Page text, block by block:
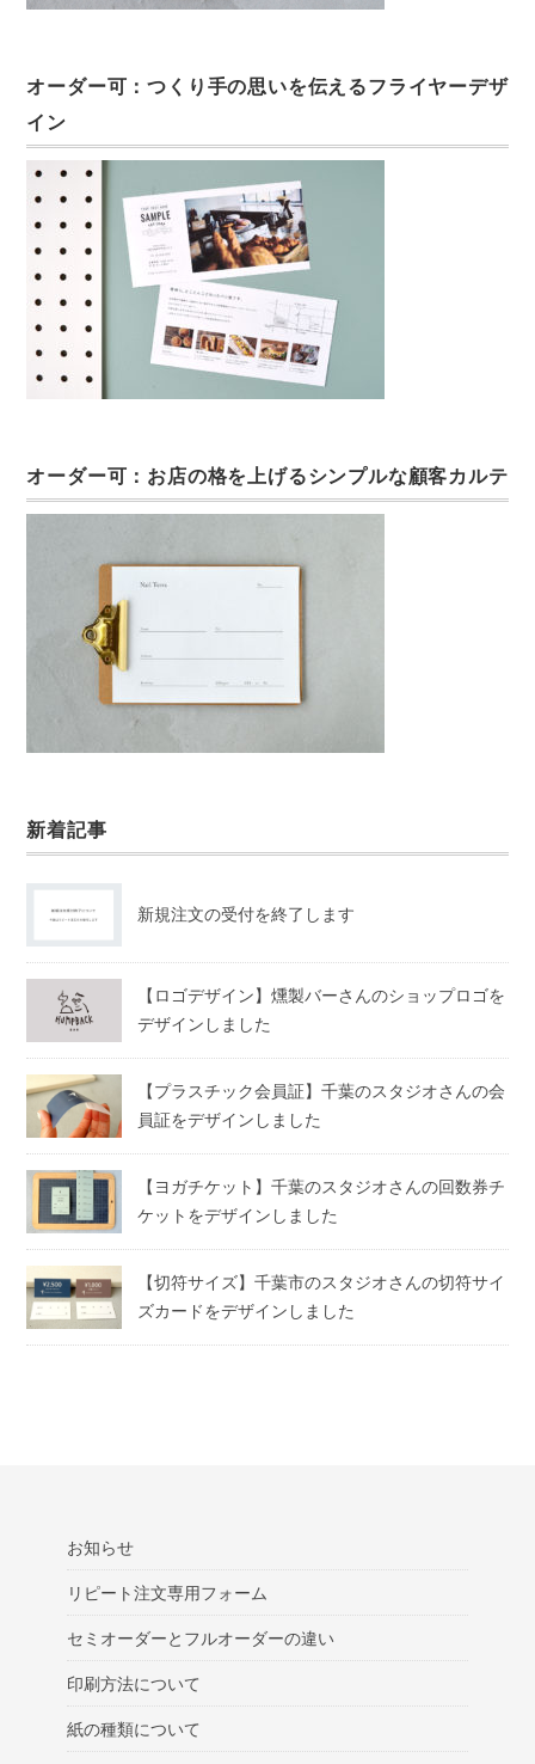
オーダー可：つくり手の思いを伝えるフライヤーデザ
イン
オーダー可：お店の格を上げるシンプルな顧客カルテ
新着記事
新規注文の受付を終了します
【ロゴデザイン】燻製バーさんのショップロゴを
デザインしました
【プラスチック会員証】千葉のスタジオさんの会
員証をデザインしました
【ヨガチケット】千葉のスタジオさんの回数券チ
ケットをデザインしました
【切符サイズ】千葉市のスタジオさんの切符サイ
ズカードをデザインしました
お知らせ
リピート注文専用フォーム
セミオーダーとフルオーダーの違い
印刷方法について
紙の種類について